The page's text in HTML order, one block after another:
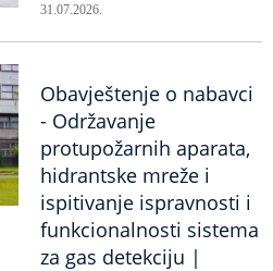
31.07.2026.
Obavještenje o nabavci
- Održavanje
protupožarnih aparata,
hidrantske mreže i
ispitivanje ispravnosti i
funkcionalnosti sistema
za gas detekciju |